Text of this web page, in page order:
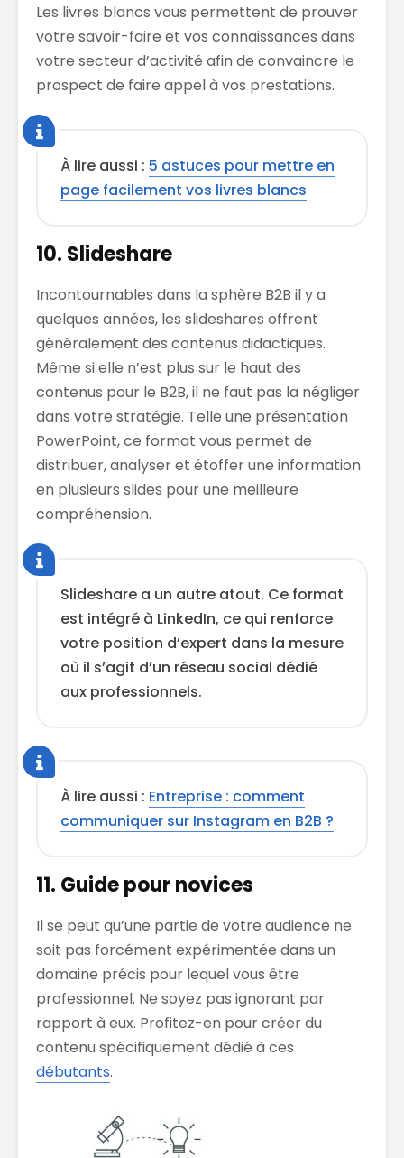
Les livres blancs vous permettent de prouver
votre savoir-faire et vos connaissances dans
votre secteur d’activité afin de convaincre le
prospect de faire appel à vos prestations.
À lire aussi : 5 astuces pour mettre en
page facilement vos livres blancs
10. Slideshare
Incontournables dans la sphère B2B il y a
quelques années, les slideshares offrent
généralement des contenus didactiques.
Même si elle n’est plus sur le haut des
contenus pour le B2B, il ne faut pas la négliger
dans votre stratégie. Telle une présentation
PowerPoint, ce format vous permet de
distribuer, analyser et étoffer une information
en plusieurs slides pour une meilleure
compréhension.
Slideshare a un autre atout. Ce format
est intégré à LinkedIn, ce qui renforce
votre position d’expert dans la mesure
où il s’agit d’un réseau social dédié
aux professionnels.
À lire aussi : Entreprise : comment
communiquer sur Instagram en B2B ?
11. Guide pour novices
Il se peut qu’une partie de votre audience ne
soit pas forcément expérimentée dans un
domaine précis pour lequel vous être
professionnel. Ne soyez pas ignorant par
rapport à eux. Profitez-en pour créer du
contenu spécifiquement dédié à ces
débutants.